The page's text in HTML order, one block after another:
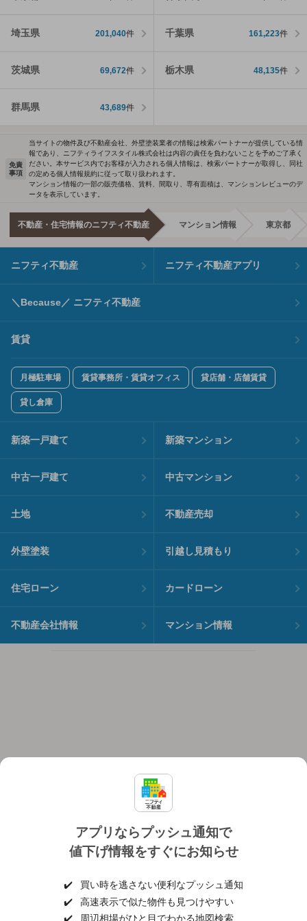
埼玉県 201,040件 千葉県 161,223件
茨城県 69,672件 栃木県 48,135件
群馬県 43,689件
アプリならプッシュ通知で
値下げ情報をすぐにお知らせ
✔️
買い時を逃さない便利なプッシュ通知
✔️
高速表示で似た物件も見つけやすい
✔️
周辺相場がひと目でわかる地図検索
免責
事項
当サイトの物件及び不動産会社、外壁塗装業者の情報は検索パートナーが提供している情
報であり、ニフティライフスタイル株式会社は内容の責任を負わないことを予めご了承く
ださい。本サービス内でお客様が入力される個人情報は、検索パートナーが取得し、同社
の定める個人情報規約に従って取り扱われます。
マンション情報の一部の販売価格、賃料、間取り、専有面積は、マンションレビューのデ
ータを表示しています。
不動産・住宅情報のニフティ不動産 マンション情報 東京都
ニフティ不動産 ニフティ不動産アプリ
＼Because／ ニフティ不動産
賃貸
月極駐車場 賃貸事務所・賃貸オフィス 貸店舗・店舗賃貸
貸し倉庫
新築一戸建て 新築マンション
中古一戸建て 中古マンション
土地 不動産売却
外壁塗装 引越し見積もり
住宅ローン カードローン
不動産会社情報 マンション情報
個人情報保護ポリシー 利用規約
ヘルプ・お問い合わせ 採用情報